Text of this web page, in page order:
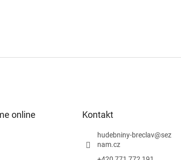
online
Kontakt
hudebniny-breclav@sez
nam.cz